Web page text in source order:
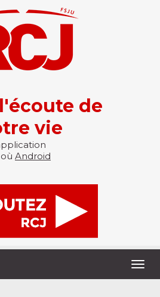
de
vie
où Android